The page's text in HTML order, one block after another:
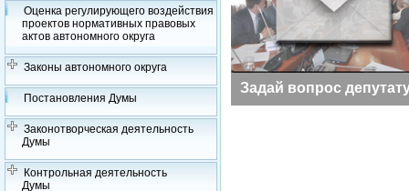
Оценка регулирующего воздействия
проектов нормативных правовых
актов автономного округа
Законы автономного округа
Постановления Думы
Законотворческая деятельность
Думы
Контрольная деятельность
Думы
Заседания Думы Задай вопрос